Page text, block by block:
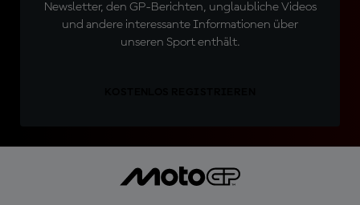
Newsletter, den GP-Berichten, unglaubliche Videos
und andere interessante Informationen über
unseren Sport enthält.